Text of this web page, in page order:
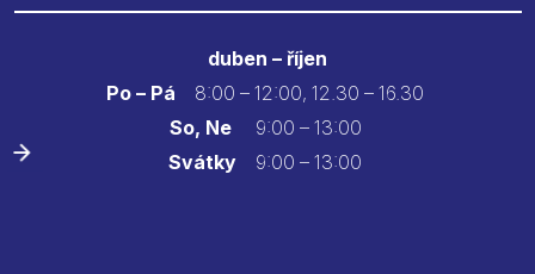
duben – říjen
Po – Pá
8:00 – 12:00, 12.30 – 16.30
So, Ne9:00 – 13:00
Svátky 9:00 – 13:00